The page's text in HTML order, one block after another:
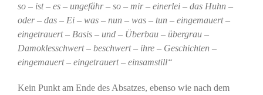
so – ist – es – ungefähr – so – mir – einerlei – das Huhn –
oder – das – Ei – was – nun – was – tun – eingemauert –
eingetrauert – Basis – und – Überbau – übergrau –
Damoklesschwert – beschwert – ihre – Geschichten –
eingemauert – eingetrauert – einsamstill“
Kein Punkt am Ende des Absatzes, ebenso wie nach dem